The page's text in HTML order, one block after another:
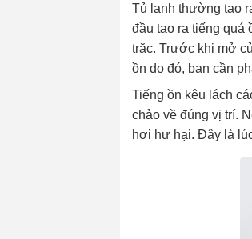
Tủ lạnh thường tạo
đầu tạo ra tiếng quá
trặc. Trước khi mở
ồn do đó, bạn cần
Tiếng ồn kêu lách
chảo về đúng vị trí.
hơi hư hại. Đây là